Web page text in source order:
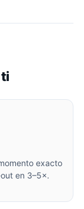
exacto
en 3–5×.